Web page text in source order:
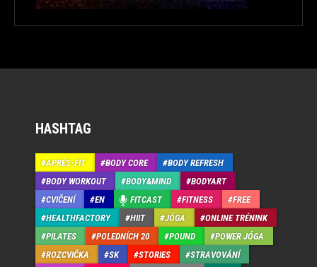
HASHTAG
APRÉS-FIT BODY CORE
BODY REFRESH
BODY WORKOUT
BODY&MIND
BODYART
CVIČENÍ
EN FITCAST FITNESS
FREE
HEALTHFACTORY
HIIT JÓGA
ONLINE TRÉNINK
PILATES
POLEDNÍCH 20 POUND
POWER JÓGA
ROZCVIČKA
SK STORIES
STRAVOVÁNÍ